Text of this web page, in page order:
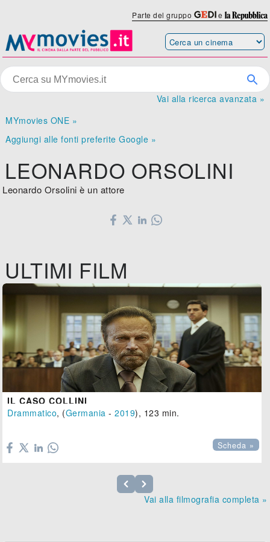
Parte del gruppo e
Vai alla ricerca avanzata »
MYmovies ONE »
Aggiungi alle fonti preferite Google »
LEONARDO ORSOLINI
Leonardo Orsolini è un attore
ULTIMI FILM
IL CASO COLLINI
Drammatico, (Germania -2019), 123 min.
Scheda »
Vai alla filmografia completa »